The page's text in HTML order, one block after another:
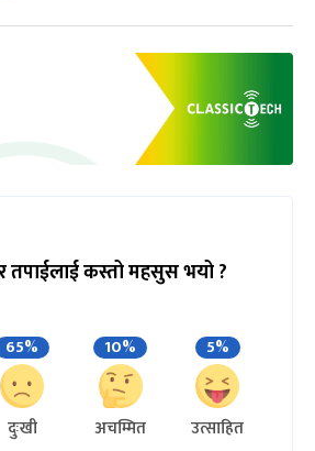
तपाईलाई कस्तो महसुस भयो ?
65%
दुःखी
10%
अचम्मित
5%
उत्साहित